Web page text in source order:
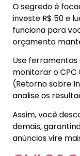
O segredo é
investe R$ 50 e
funciona para
orçamento
Use
monitorar o CPC
(Retorno sobre
analise os
Assim, você
demais,
anúncios vire